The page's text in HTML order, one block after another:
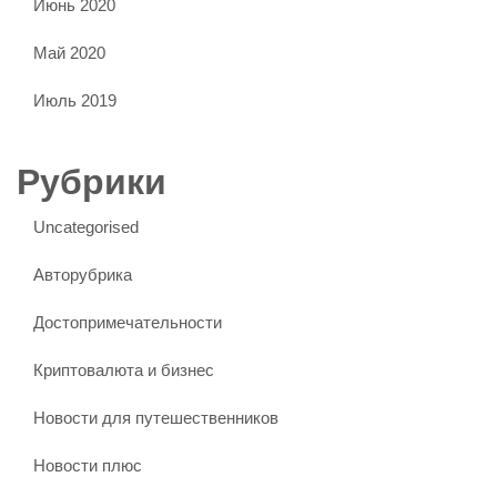
Июнь 2020
Май 2020
Июль 2019
Рубрики
Uncategorised
Авторубрика
Достопримечательности
Криптовалюта и бизнес
Новости для путешественников
Новости плюс